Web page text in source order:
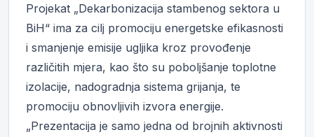
Projekat „Dekarbonizacija stambenog sektora u
BiH“ ima za cilj promociju energetske efikasnosti
i smanjenje emisije ugljika kroz provođenje
različitih mjera, kao što su poboljšanje toplotne
izolacije, nadogradnja sistema grijanja, te
promociju obnovljivih izvora energije.
„Prezentacija je samo jedna od brojnih aktivnosti